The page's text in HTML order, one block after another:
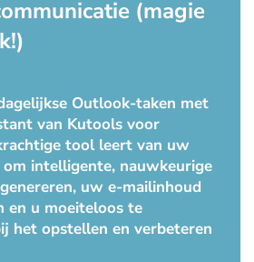
(magie
Outlook-taken met
van Kutools voor
tool leert van uw
intelligente, nauwkeurige
uw e-mailinhoud
en u moeiteloos te
het opstellen en verbeteren